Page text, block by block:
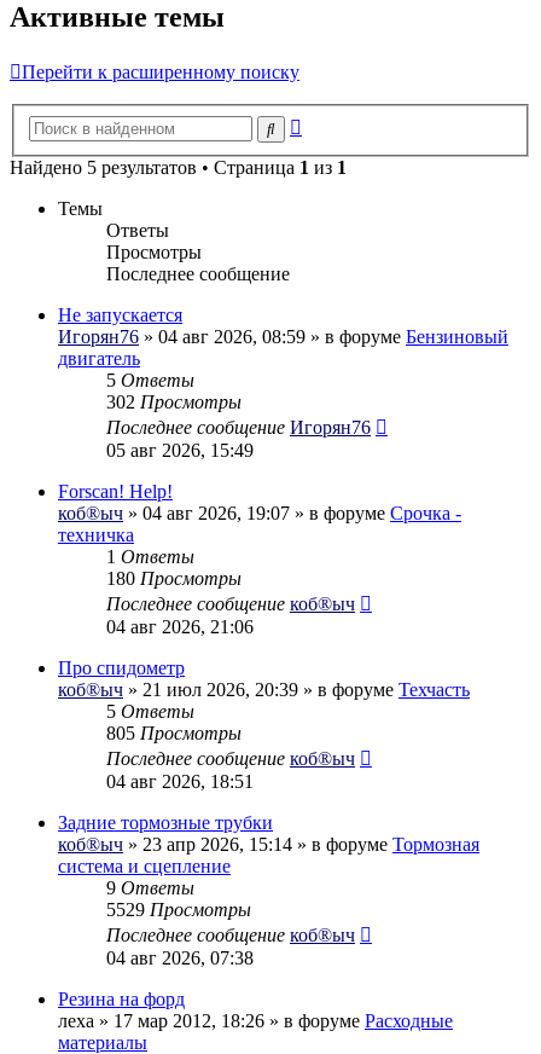
Активные темы
Перейти к расширенному поиску
Поиск
Найдено 5 результатов • Страница 1 из 1
Темы
Ответы
Просмотры
Последнее сообщение
Не запускается
Игорян76 » 04 авг 2026, 08:59 » в форуме Бензиновый
двигатель
5 Ответы
302 Просмотры
Последнее сообщение Игорян76
05 авг 2026, 15:49
Forscan! Help!
коб®ыч » 04 авг 2026, 19:07 » в форуме Срочка -
техничка
1 Ответы
180 Просмотры
Последнее сообщение коб®ыч
04 авг 2026, 21:06
Про спидометр
коб®ыч » 21 июл 2026, 20:39 » в форуме Техчасть
5 Ответы
805 Просмотры
Последнее сообщение коб®ыч
04 авг 2026, 18:51
Задние тормозные трубки
коб®ыч » 23 апр 2026, 15:14 » в форуме Тормозная
система и сцепление
9 Ответы
5529 Просмотры
Последнее сообщение коб®ыч
04 авг 2026, 07:38
Резина на форд
леха » 17 мар 2012, 18:26 » в форуме Расходные
материалы